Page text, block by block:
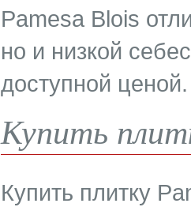
Pamesa Blois
но и низкой
доступной ценой.
Купить
Купить плитку